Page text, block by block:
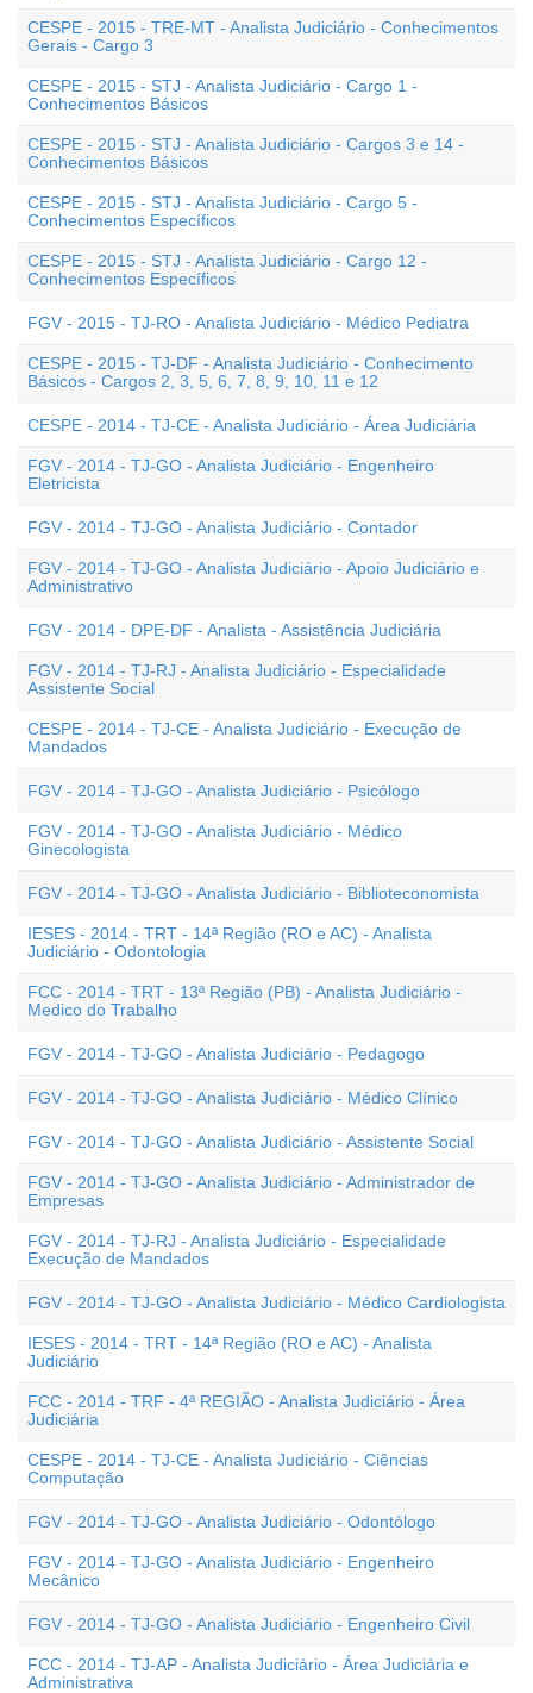
CESPE - 2015 - TRE-MT - Analista Judiciário - Conhecimentos
Gerais - Cargo 3
CESPE - 2015 - STJ - Analista Judiciário - Cargo 1 -
Conhecimentos Básicos
CESPE - 2015 - STJ - Analista Judiciário - Cargos 3 e 14 -
Conhecimentos Básicos
CESPE - 2015 - STJ - Analista Judiciário - Cargo 5 -
Conhecimentos Específicos
CESPE - 2015 - STJ - Analista Judiciário - Cargo 12 -
Conhecimentos Específicos
FGV - 2015 - TJ-RO - Analista Judiciário - Médico Pediatra
CESPE - 2015 - TJ-DF - Analista Judiciário - Conhecimento
Básicos - Cargos 2, 3, 5, 6, 7, 8, 9, 10, 11 e 12
CESPE - 2014 - TJ-CE - Analista Judiciário - Área Judiciária
FGV - 2014 - TJ-GO - Analista Judiciário - Engenheiro
Eletricista
FGV - 2014 - TJ-GO - Analista Judiciário - Contador
FGV - 2014 - TJ-GO - Analista Judiciário - Apoio Judiciário e
Administrativo
FGV - 2014 - DPE-DF - Analista - Assistência Judiciária
FGV - 2014 - TJ-RJ - Analista Judiciário - Especialidade
Assistente Social
CESPE - 2014 - TJ-CE - Analista Judiciário - Execução de
Mandados
FGV - 2014 - TJ-GO - Analista Judiciário - Psicólogo
FGV - 2014 - TJ-GO - Analista Judiciário - Médico
Ginecologista
FGV - 2014 - TJ-GO - Analista Judiciário - Biblioteconomista
IESES - 2014 - TRT - 14ª Região (RO e AC) - Analista
Judiciário - Odontologia
FCC - 2014 - TRT - 13ª Região (PB) - Analista Judiciário -
Medico do Trabalho
FGV - 2014 - TJ-GO - Analista Judiciário - Pedagogo
FGV - 2014 - TJ-GO - Analista Judiciário - Médico Clínico
FGV - 2014 - TJ-GO - Analista Judiciário - Assistente Social
FGV - 2014 - TJ-GO - Analista Judiciário - Administrador de
Empresas
FGV - 2014 - TJ-RJ - Analista Judiciário - Especialidade
Execução de Mandados
FGV - 2014 - TJ-GO - Analista Judiciário - Médico Cardiologista
IESES - 2014 - TRT - 14ª Região (RO e AC) - Analista
Judiciário
FCC - 2014 - TRF - 4ª REGIÃO - Analista Judiciário - Área
Judiciária
CESPE - 2014 - TJ-CE - Analista Judiciário - Ciências
Computação
FGV - 2014 - TJ-GO - Analista Judiciário - Odontólogo
FGV - 2014 - TJ-GO - Analista Judiciário - Engenheiro
Mecânico
FGV - 2014 - TJ-GO - Analista Judiciário - Engenheiro Civil
FCC - 2014 - TJ-AP - Analista Judiciário - Área Judiciária e
Administrativa